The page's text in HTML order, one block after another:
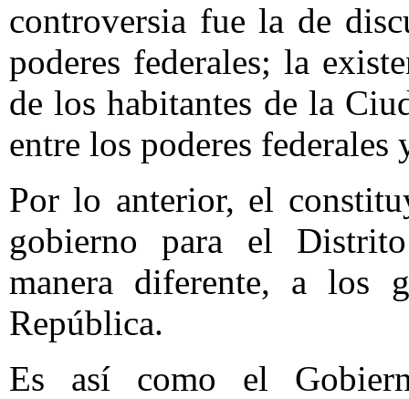
controversia fue la de
poderes federales; la
de los habitantes de la
entre los poderes
Por lo anterior, el
gobierno para el
manera diferente, a los
República.
Es así como el